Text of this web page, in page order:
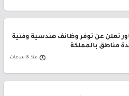
تعلن عن توفر وظائف هندسية وفنية
مناطق بالمملكة
منذ 8 ساعات